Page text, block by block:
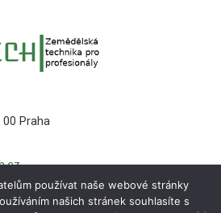
Praha
používat naše webové stránky
našich stránek souhlasíte s